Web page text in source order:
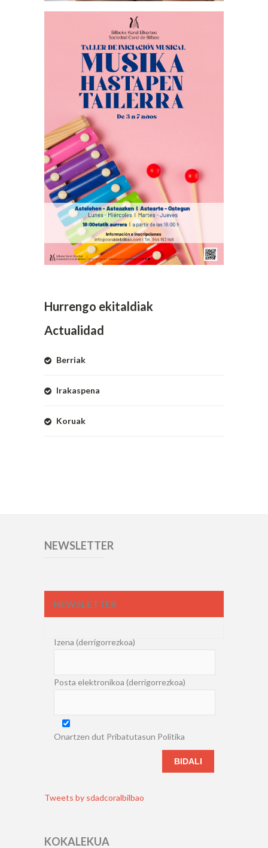
Hurrengo ekitaldiak
Actualidad
Berriak
Irakaspena
Koruak
NEWSLETTER
NEWSLETTER
Izena (derrigorrezkoa)
Posta elektronikoa (derrigorrezkoa)
Onartzen dut Pribatutasun Politika
Tweets by sdadcoralbilbao
KOKALEKUA